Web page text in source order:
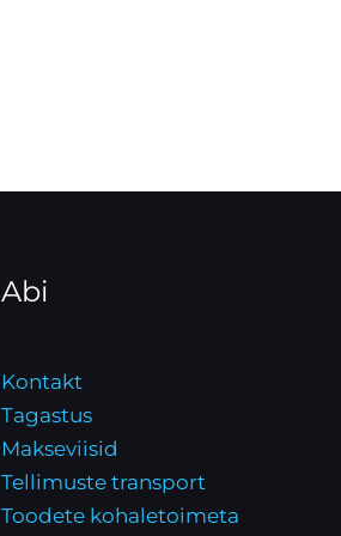
Abi
Kontakt
Tagastus
Makseviisid
Tellimuste transport
Toodete kohaletoimeta